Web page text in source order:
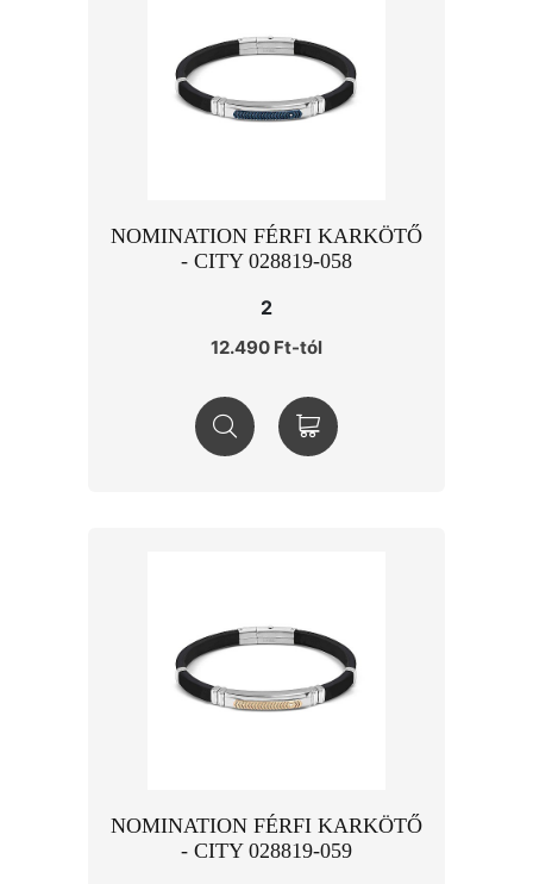
NOMINATION FÉRFI KARKÖTŐ
- CITY 028819-058
2
12.490 Ft-tól
NOMINATION FÉRFI KARKÖTŐ
- CITY 028819-059